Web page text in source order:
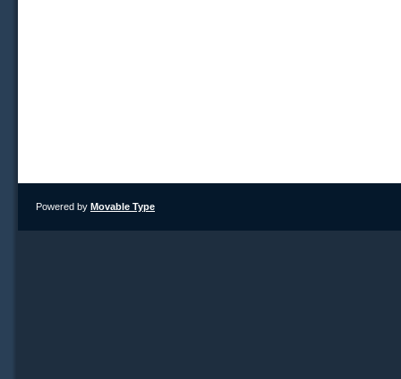
Powered by Movable Type